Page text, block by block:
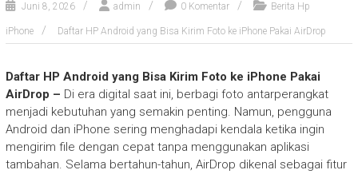
Juni 8, 2026 admin 0 Komentar Berita Hp
iPhone Daftar HP Android yang Bisa Kirim Foto ke iPhone Pakai AirDrop
Daftar HP Android yang Bisa Kirim Foto ke iPhone Pakai
AirDrop – Di era digital saat ini, berbagi foto antarperangkat
menjadi kebutuhan yang semakin penting. Namun, pengguna
Android dan iPhone sering menghadapi kendala ketika ingin
mengirim file dengan cepat tanpa menggunakan aplikasi
tambahan. Selama bertahun-tahun, AirDrop dikenal sebagai fitur